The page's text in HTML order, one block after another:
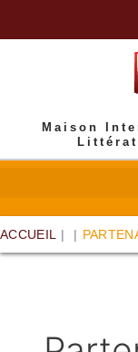
Maison
ACCUEIL | |